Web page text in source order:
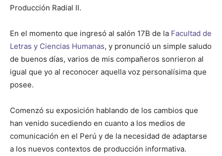
Producción Radial II.
En el momento que ingresó al salón 17B de la Facultad de
Letras y Ciencias Humanas, y pronunció un simple saludo
de buenos días, varios de mis compañeros sonrieron al
igual que yo al reconocer aquella voz personalísima que
posee.
Comenzó su exposición hablando de los cambios que
han venido sucediendo en cuanto a los medios de
comunicación en el Perú y de la necesidad de adaptarse
a los nuevos contextos de producción informativa.